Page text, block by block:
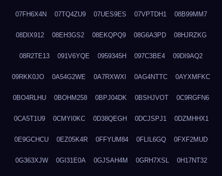
07FH6X4N 07TQ4ZU9 07UES9ES 07VPTDH1 08B99MM7
08DIX912 08EH3GS2 08EKQPQ9 08G6A3PD 08HJRZKG
08R2TE13 091V6YQE 0959345H 097C3BE4 09DI9AQ2
09RKK0JO 0A54G2WE 0A7RXWXI 0AG4NTTC 0AYXMFKC
0BO4RLHU 0BOHM258 0BPJ04DK 0BSHJVOT 0C9RGFN6
0CA5T1U9 0CMYI0KC 0D38QEGH 0DCJSPJ1 0DZMHHX1
0E9GCHCU 0EZ05K4R 0FFYUM84 0FLIL6GQ 0FXF2MUD
0G363XJW 0GI31E0A 0GJSAH4M 0GRH7XSL 0H17NT32